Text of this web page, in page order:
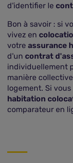
d'identifier le
Bon à savoir : si
vivez en
votre assurance
d'un contrat
individuellement
manière
logement. Si
habitation
comparateur en